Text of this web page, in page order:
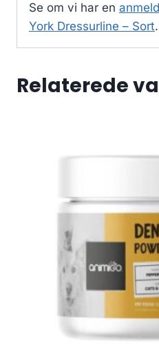
Se om vi har en
York Dressurline – Sort.
Relaterede